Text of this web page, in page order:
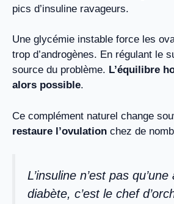
pics d’insuline ravageurs.
Une glycémie instable force les
trop d’androgènes. En régulant le
source du problème. L’équilibre
alors possible.
Ce complément naturel change
restaure l’ovulation chez de
L’insuline n’est pas
diabète, c’est le chef